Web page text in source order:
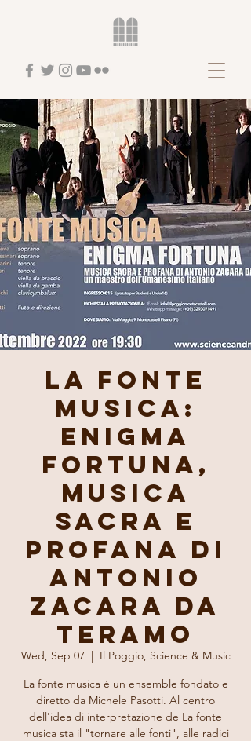
La fonte
musica:
Enigma
Fortuna,
Musica
sacra e
profana di
Antonio
Zacara da
Teramo
Wed, Sep 07
  |
Il Poggio, Science & Music
La fonte musica è un ensemble fondato e
diretto da Michele Pasotti. Al centro
dell'idea di interpretazione de La fonte
musica sta il "tornare alle fonti", alle radici